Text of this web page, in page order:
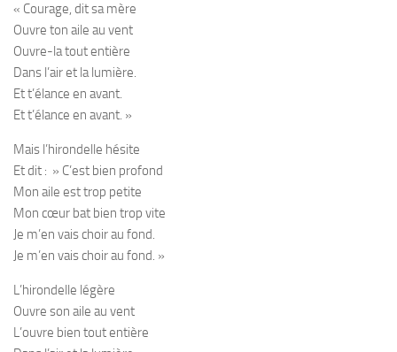
« Courage, dit sa mère
Ouvre ton aile au vent
Ouvre-la tout entière
Dans l’air et la lumière.
Et t’élance en avant.
Et t’élance en avant. »
Mais l’hirondelle hésite
Et dit : » C’est bien profond
Mon aile est trop petite
Mon cœur bat bien trop vite
Je m’en vais choir au fond.
Je m’en vais choir au fond. »
L’hirondelle légère
Ouvre son aile au vent
L’ouvre bien tout entière